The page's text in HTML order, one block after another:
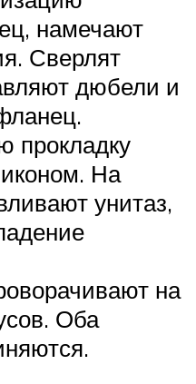
намечают
Сверлят
дюбели и
прокладку
На
унитаз,
на
Оба